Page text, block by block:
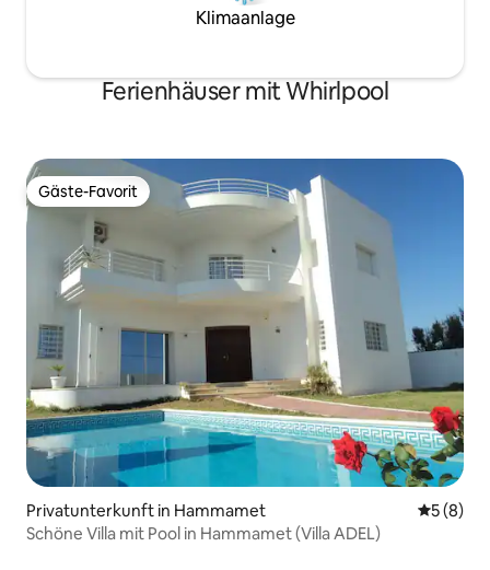
Klimaanlage
Ferienhäuser mit Whirlpool
Gäste-Favorit
Gäste-Favorit
Privatunterkunft in Hammamet
5 (8)
Schöne Villa mit Pool in Hammamet (Villa ADEL)